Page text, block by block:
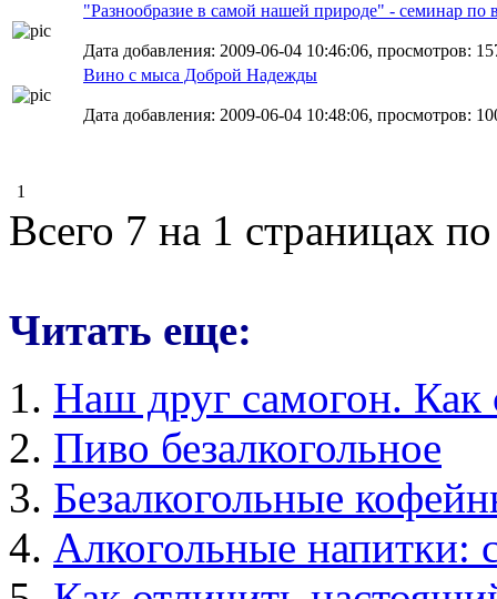
"Разнообразие в самой нашей природе" - семинар
Дата добавления: 2009-06-04 10:46:06, просмотров:
Вино с мыса Доброй Надежды
Дата добавления: 2009-06-04 10:48:06, просмотров:
1
Всего 7 на 1 страницах
Читать еще:
Наш друг самогон. Как
Пиво безалкогольное
Безалкогольные
Алкогольные напитки: